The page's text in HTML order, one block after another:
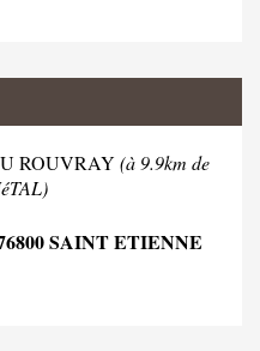
ROUVRAY (à 9.9km de
SAINT ETIENNE